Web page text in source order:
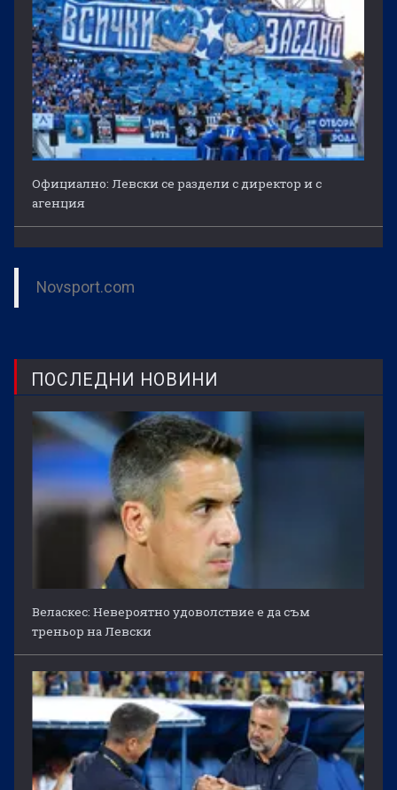
Официално: Левски се раздели с директор и с
агенция
Novsport.com
ПОСЛЕДНИ НОВИНИ
Веласкес: Невероятно удоволствие е да съм
треньор на Левски